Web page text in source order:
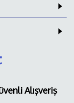
Alışveriş